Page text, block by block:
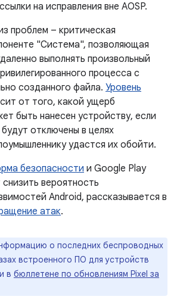
на исправления вне AOSP.
проблем – критическая
"Система", позволяющая
выполнять произвольный
процесса с
созданного файла. Уровень
от того, какой ущерб
быть нанесен устройству, если
отключены в целях
удастся их обойти.
безопасности и Google Play
вероятность
Android, рассказывается в
атак.
о последних беспроводных
встроенного ПО для устройств
в бюллетене по обновлениям Pixel за